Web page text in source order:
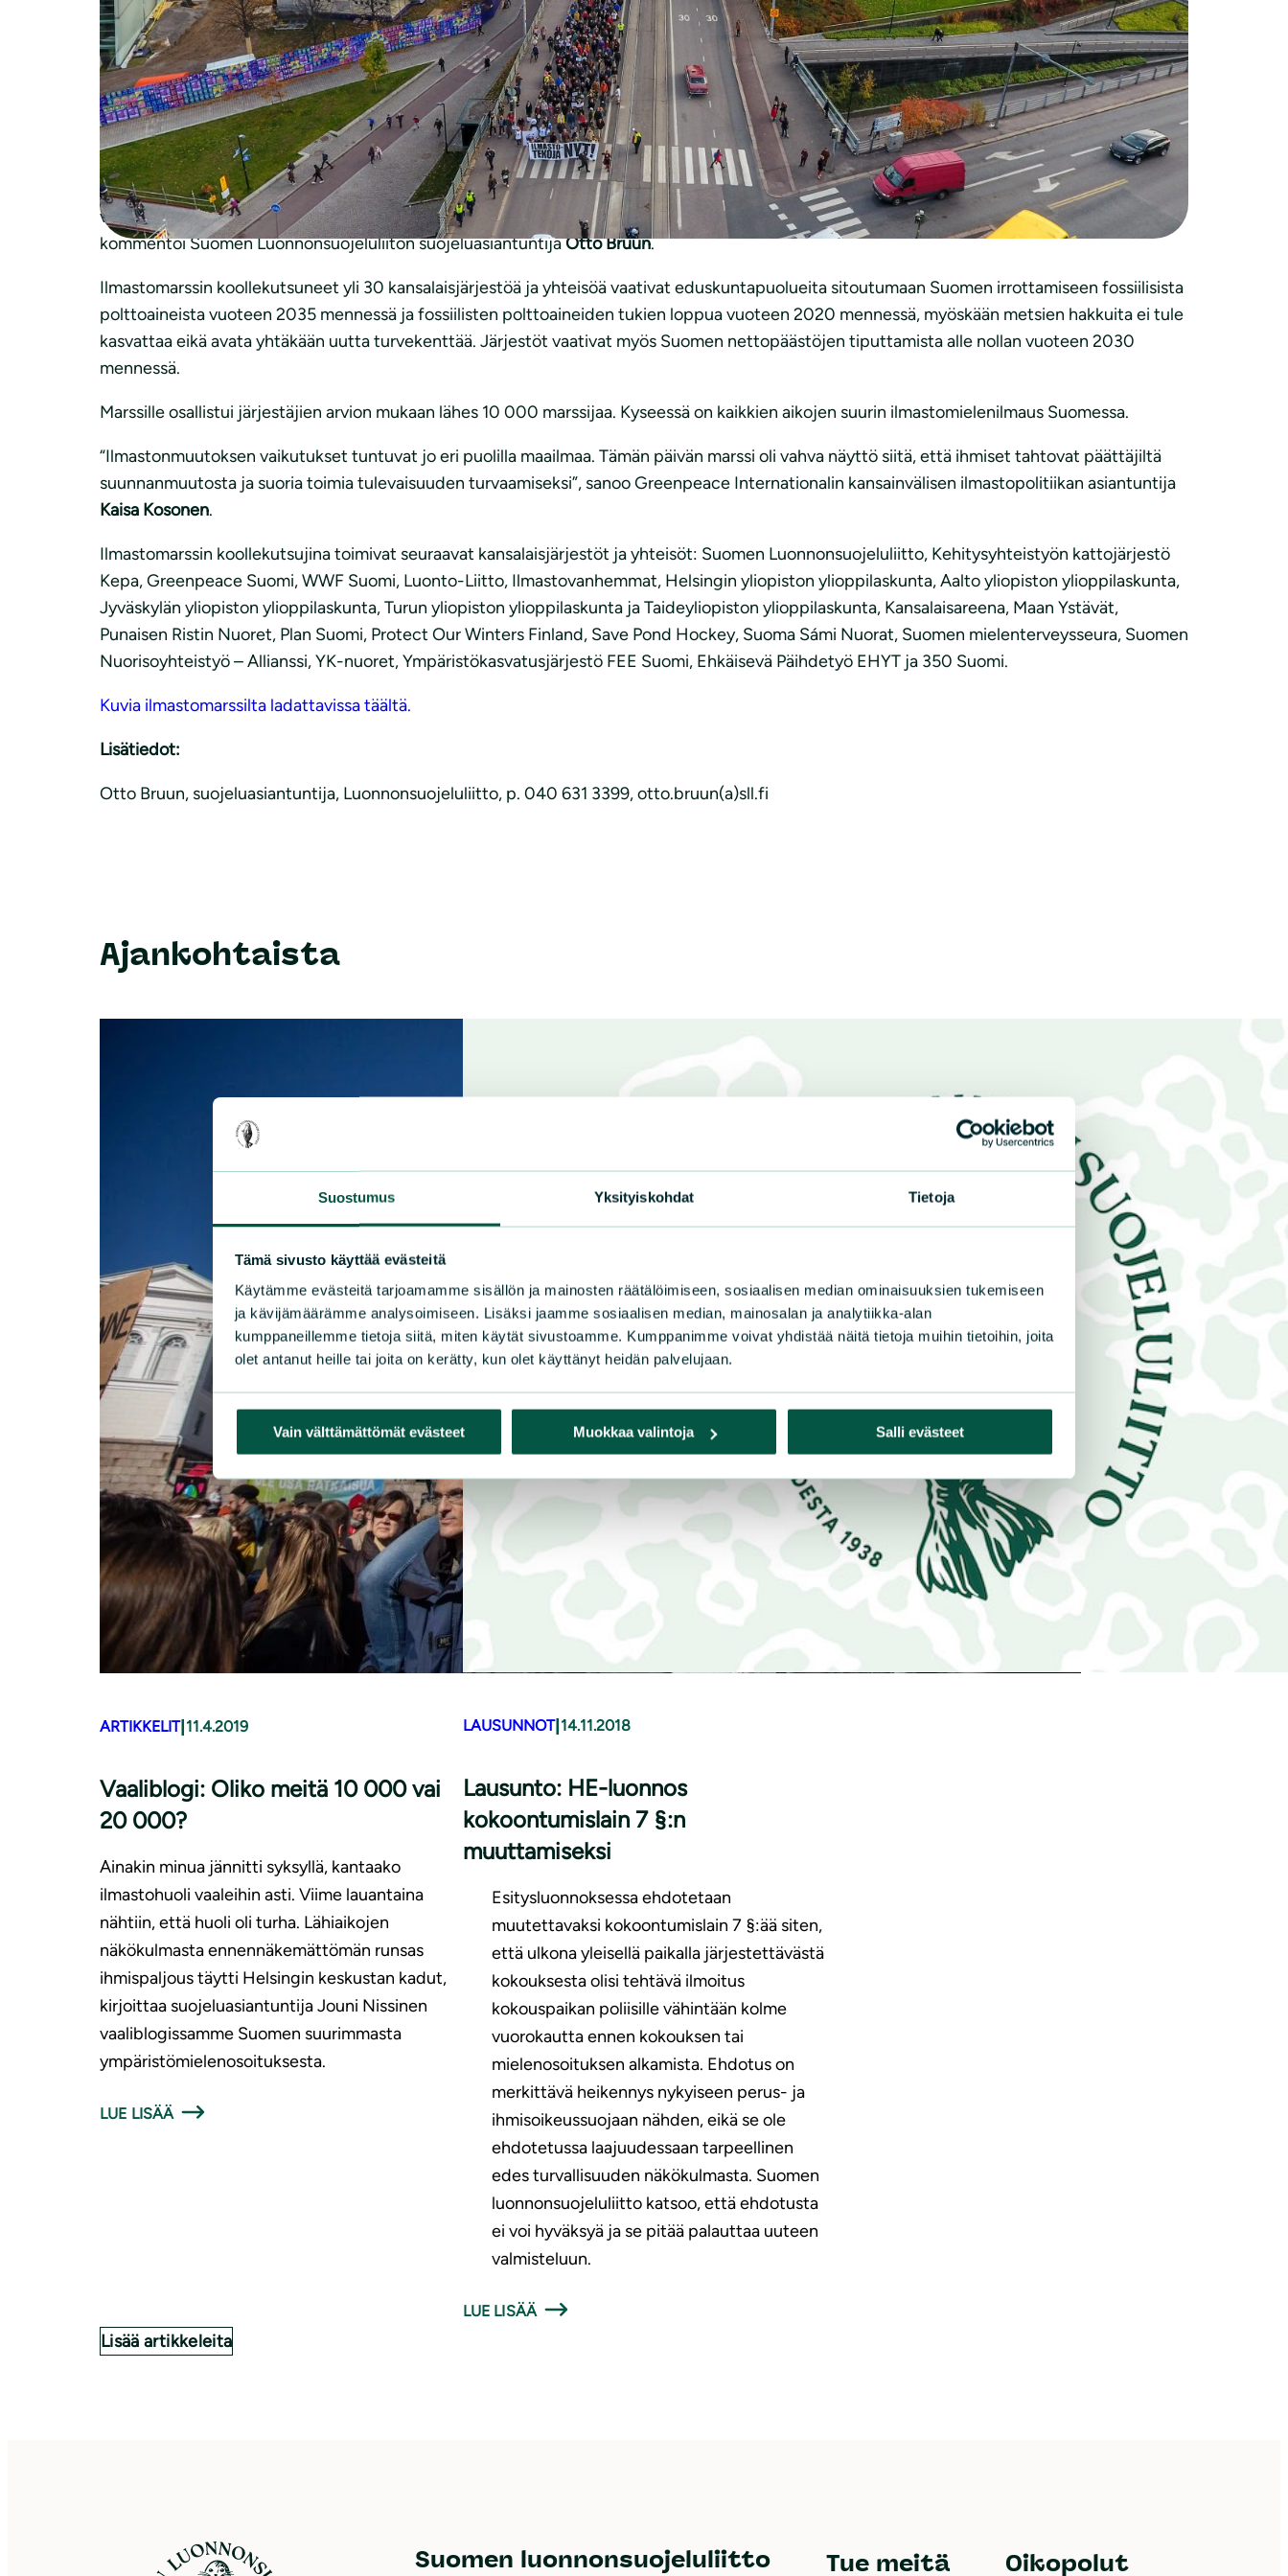
Suostumus Yksityiskohdat Tietoja
Tämä sivusto käyttää evästeitä
Käytämme evästeitä tarjoamamme sisällön ja mainosten räätälöimiseen, sosiaalisen median ominaisuuksien tukemiseen
ja kävijämäärämme analysoimiseen. Lisäksi jaamme sosiaalisen median, mainosalan ja analytiikka-alan
kumppaneillemme tietoja siitä, miten käytät sivustoamme. Kumppanimme voivat yhdistää näitä tietoja muihin tietoihin, joita
olet antanut heille tai joita on kerätty, kun olet käyttänyt heidän palvelujaan.
Vain välttämättömät evästeet Muokkaa valintoja Salli evästeet
Eduskuntatalolle marssijoita vastaanottamaan saapui edustajia kahdeksasta eduskuntapuolueesta. Uusia linjauksia kuultiin etenkin sisäministeri
Kai Mykkäseltä, joka lupasi kokoomuksen sitoutuvan fossiilisten polttoaineiden tuista luopumiseen seuraavalla eduskuntakaudella ja SDP:n
puheenjohtaja Antti Rinteeltä, joka vahvisti puolueen sitoutuvan hiilinegatiivisuuteen vuoden 2035 jälkeen ja kivihiilestä luopumisen ohella
turpeen energiakäytön loppumiseen vuoteen 2029 mennessä.
Järjestöjen vaatimuksiin vahvimmin sitoutuivat vihreät, jotka allekirjoittivat mielenosoituksen päävaatimukset juuri mielenosoituksen alla.
”Puolueet ovat kansalaisten paineen seurauksena vahvistaneet ilmastolinjauksiaan, mutta eroja on vielä paljon. Tarvitaan paljon nykyisiä kantoja
vahvempaa sitoutumista, jotta pääsemme 1,5 asteen polulle. Näyttää vahvasti siltä, että kevään eduskuntavaaleista tulee ilmastovaalit”,
kommentoi Suomen Luonnonsuojeluliiton suojeluasiantuntijaOtto Bruun.
Ilmastomarssin koollekutsuneet yli 30 kansalaisjärjestöä ja yhteisöä vaativat eduskuntapuolueita sitoutumaan Suomen irrottamiseen fossiilisista
polttoaineista vuoteen 2035 mennessä ja fossiilisten polttoaineiden tukien loppua vuoteen 2020 mennessä, myöskään metsien hakkuita ei tule
kasvattaa eikä avata yhtäkään uutta turvekenttää. Järjestöt vaativat myös Suomen nettopäästöjen tiputtamista alle nollan vuoteen 2030
mennessä.
Marssille osallistui järjestäjien arvion mukaan lähes 10 000 marssijaa. Kyseessä on kaikkien aikojen suurin ilmastomielenilmaus Suomessa.
“Ilmastonmuutoksen vaikutukset tuntuvat jo eri puolilla maailmaa. Tämän päivän marssi oli vahva näyttö siitä, että ihmiset tahtovat päättäjiltä
suunnanmuutosta ja suoria toimia tulevaisuuden turvaamiseksi”, sanoo Greenpeace Internationalin kansainvälisen ilmastopolitiikan asiantuntija
Kaisa Kosonen.
Ilmastomarssin koollekutsujina toimivat seuraavat kansalaisjärjestöt ja yhteisöt: Suomen Luonnonsuojeluliitto, Kehitysyhteistyön kattojärjestö
Kepa, Greenpeace Suomi, WWF Suomi, Luonto-Liitto, Ilmastovanhemmat, Helsingin yliopiston ylioppilaskunta, Aalto yliopiston ylioppilaskunta,
Jyväskylän yliopiston ylioppilaskunta, Turun yliopiston ylioppilaskunta ja Taideyliopiston ylioppilaskunta, Kansalaisareena, Maan Ystävät,
Punaisen Ristin Nuoret, Plan Suomi, Protect Our Winters Finland, Save Pond Hockey, Suoma Sámi Nuorat, Suomen mielenterveysseura, Suomen
Nuorisoyhteistyö – Allianssi, YK-nuoret, Ympäristökasvatusjärjestö FEE Suomi, Ehkäisevä Päihdetyö EHYT ja 350 Suomi.
Kuvia ilmastomarssilta ladattavissa täältä.
Lisätiedot:
Otto Bruun, suojeluasiantuntija, Luonnonsuojeluliitto, p. 040 631 3399, otto.bruun(a)sll.fi
Ajankohtaista
ARTIKKELIT| 11.4.2019
Vaaliblogi: Oliko meitä 10 000 vai
20 000?
Ainakin minua jännitti syksyllä, kantaako
ilmastohuoli vaaleihin asti. Viime lauantaina
nähtiin, että huoli oli turha. Lähiaikojen
näkökulmasta ennennäkemättömän runsas
ihmispaljous täytti Helsingin keskustan kadut,
kirjoittaa suojeluasiantuntijaJouni Nissinen
vaaliblogissamme Suomen suurimmasta
ympäristömielenosoituksesta.
LUE LISÄÄ
LAUSUNNOT| 14.11.2018
Lausunto: HE-luonnos
kokoontumislain 7 §:n
muuttamiseksi
Esitysluonnoksessa ehdotetaan
muutettavaksi kokoontumislain 7 §:ää siten,
että ulkona yleisellä paikalla järjestettävästä
kokouksesta olisi tehtävä ilmoitus
kokouspaikan poliisille vähintään kolme
vuorokautta ennen kokouksen tai
mielenosoituksen alkamista. Ehdotus on
merkittävä heikennys nykyiseen perus- ja
ihmisoikeussuojaan nähden, eikä se ole
ehdotetussa laajuudessaan tarpeellinen
edes turvallisuuden näkökulmasta. Suomen
luonnonsuojeluliitto katsoo, että ehdotusta
ei voi hyväksyä ja se pitää palauttaa uuteen
valmisteluun.
LUE LISÄÄ
Lisää artikkeleita
Suomen luonnonsuojeluliitto Tue meitä Oikopolut